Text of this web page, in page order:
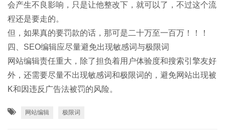
会产生不良影响，只是让他整改下，就可以了，不过这个流
程还是要走的。
但，如果真的要罚款的话，那可是二十万至一百万！！！
四、SEO编辑应尽量避免出现敏感词与极限词
网站编辑责任重大，除了担负着用户体验度和搜索引擎友好
外，还需要尽量不出现敏感词和极限词的，避免网站出现被
K和因违反广告法被罚的风险。
网站编辑 极限词